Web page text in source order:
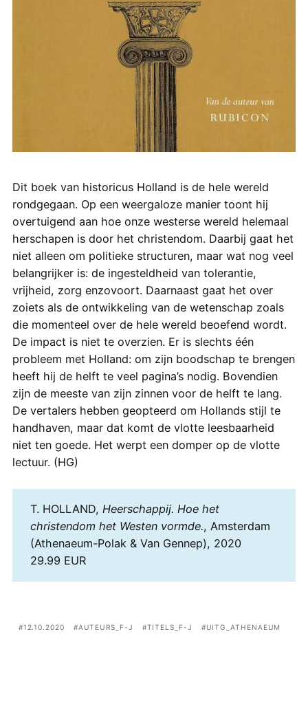
Dit boek van historicus Holland is de hele wereld
rondgegaan. Op een weergaloze manier toont hij
overtuigend aan hoe onze westerse wereld helemaal
herschapen is door het christendom. Daarbij gaat het
niet alleen om politieke structuren, maar wat nog veel
belangrijker is: de ingesteldheid van tolerantie,
vrijheid, zorg enzovoort. Daarnaast gaat het over
zoiets als de ontwikkeling van de wetenschap zoals
die momenteel over de hele wereld beoefend wordt.
De impact is niet te overzien. Er is slechts één
probleem met Holland: om zijn boodschap te brengen
heeft hij de helft te veel pagina’s nodig. Bovendien
zijn de meeste van zijn zinnen voor de helft te lang.
De vertalers hebben geopteerd om Hollands stijl te
handhaven, maar dat komt de vlotte leesbaarheid
niet ten goede. Het werpt een domper op de vlotte
lectuur. (HG)
T. HOLLAND, Heerschappij. Hoe het
christendom het Westen vormde., Amsterdam
(Athenaeum-Polak & Van Gennep), 2020
29.99 EUR
12.10.2020 AUTEURS_F-J TITELS_F-J UITG_ATHENAEUM